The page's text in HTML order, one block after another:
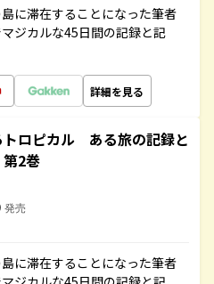
に滞在することになった筆者
ジカルな45日間の記録と記
詳細を見る
トロピカル ある旅の記録と
2巻
発売
に滞在することになった筆者